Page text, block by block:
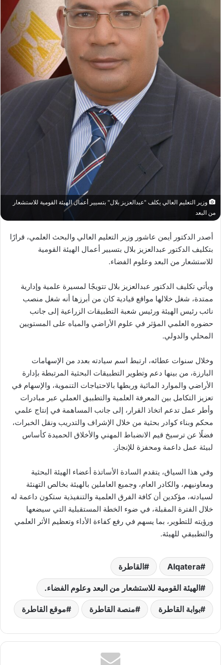
وزير التعليم العالي يكلف "عبدالعزيز بلال" بتسيير أعمال الهيئة القومية للاستشعار
من البعد
أصدر الدكتور أيمن عاشور وزير التعليم العالي والبحث العلمي، قرارًا
بتكليف الدكتور عبدالعزيز بلال بتسيير أعمال الهيئة القومية
للاستشعار من البعد وعلوم الفضاء.
ويأتي تكليف الدكتور عبدالعزيز بلال تتويجًا لمسيرة علمية وإدارية
ممتدة، شغل خلالها مواقع قيادية كان من أبرزها أنه شغل منصب
نائب رئيس الهيئة ورئيس شعبة التطبيقات الزراعية إلى جانب
حضوره العلمي المؤثر في علوم الأراضي والمياه على المستويين
المحلي والدولي.
وخلال سنوات عطائه، ارتبط اسم سيادته بعدد من الإسهامات
البارزة، من بينها دعم وتطوير التطبيقات البحثية المرتبطة بإدارة
الأراضي والموارد المائية وربطها بالاحتياجات التنموية، والإسهام في
تعزيز التكامل بين المعرفة العلمية والتطبيق العملي عبر مبادرات
وأطر عمل تدعم اتخاذ القرار، إلى جانب المساهمة في إنتاج علمي
محكم وبناء كوادر بحثية من خلال الإشراف والتدريب ونقل الخبرات،
فضلًا عن ترسيخ قيم الانضباط المهني والأخلاق الحميدة كأساس
لبيئة عمل داعمة ومحفزة للإنجاز.
وفي هذا السياق، يتقدم السادة الأساتذة أعضاء الهيئة البحثية
ومعاونيهم، والكادر العام، وجميع العاملين بالهيئة بخالص التهنئة
لسيادته، مؤكدين أن كافة الفرق العلمية والتنفيذية ستكون داعمة له
خلال الفترة المقبلة، في ضوء الخطة المستقبلية التي سيضعها
ورؤيته للتطوير، بما يسهم في رفع كفاءة الأداء وتعظيم الأثر العلمي
والتطبيقي للهيئة.
Alqatera القاطرة
الهيئة القومية للاستشعار من البعد وعلوم الفضاء.
بوابة القاطرة منصة القاطرة موقع القاطرة